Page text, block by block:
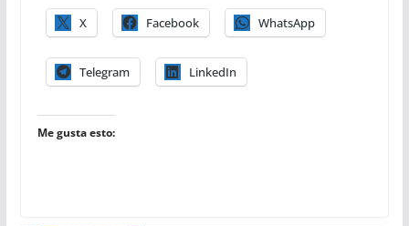
X Facebook WhatsApp
Telegram LinkedIn
Me gusta esto: